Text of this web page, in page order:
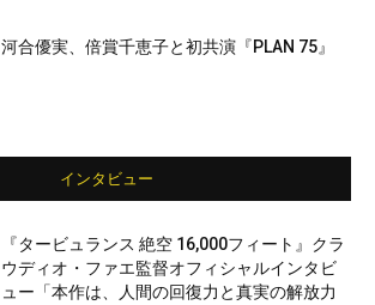
河合優実、倍賞千恵子と初共演『PLAN 75』
インタビュー
『タービュランス 絶空 16,000フィート』クラ
ウディオ・ファエ監督オフィシャルインタビ
ュー「本作は、人間の回復力と真実の解放力